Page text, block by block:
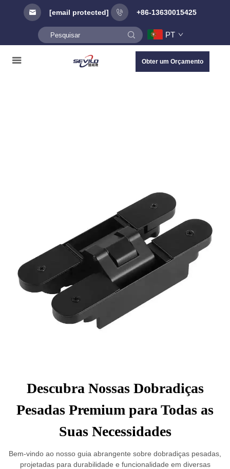
[email protected] +86-13630015425
PT
Obter um Orçamento
Descubra Nossas Dobradiças
Pesadas Premium para Todas as
Suas Necessidades
Bem-vindo ao nosso guia abrangente sobre dobradiças pesadas,
projetadas para durabilidade e funcionalidade em diversas